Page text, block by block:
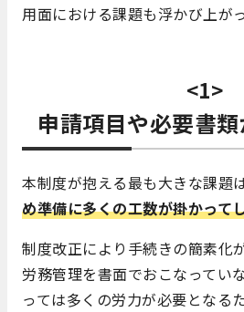
用面における課題も浮かび上が
<1>
申請項目や必要書
本制度が抱える最も大きな課題は
め準備に多くの工数が掛かって
制度改正により手続きの簡素化
労務管理を書面でおこなってい
っては多くの労力が必要となる